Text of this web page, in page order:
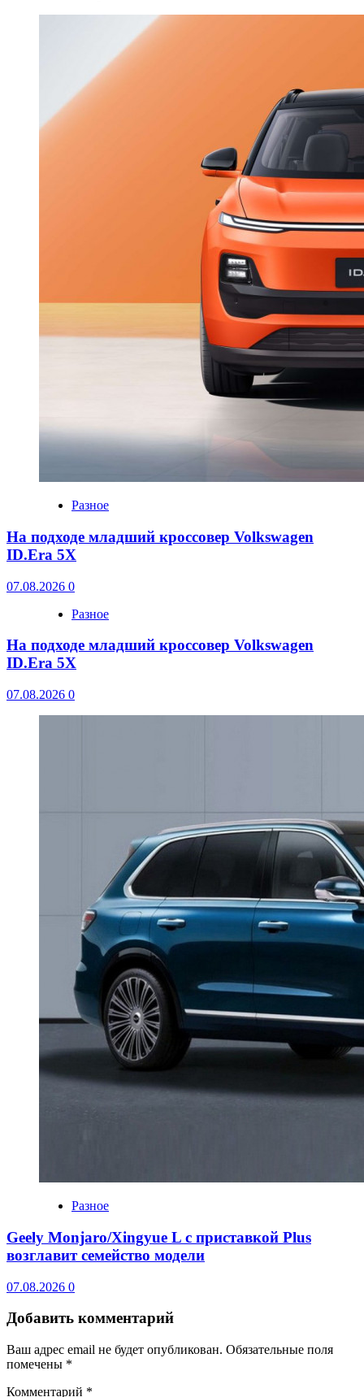
Разное
На подходе младший кроссовер Volkswagen
ID.Era 5X
07.08.2026 0
Разное
На подходе младший кроссовер Volkswagen
ID.Era 5X
07.08.2026 0
Разное
Geely Monjaro/Xingyue L с приставкой Plus
возглавит семейство модели
07.08.2026 0
Добавить комментарий
Ваш адрес email не будет опубликован. Обязательные поля
помечены *
Комментарий *